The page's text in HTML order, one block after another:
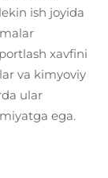
ish joyida
xavfini
va kimyoviy
ular
ega.